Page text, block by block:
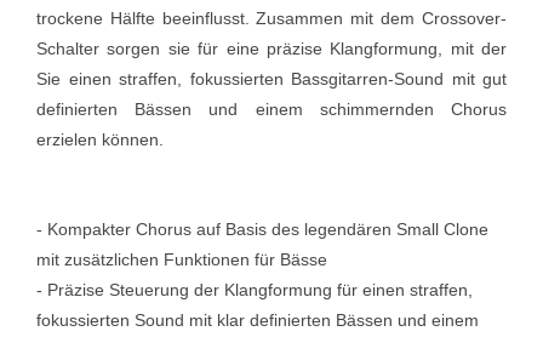
trockene Hälfte beeinflusst. Zusammen mit dem Crossover-
Schalter sorgen sie für eine präzise Klangformung, mit der
Sie einen straffen, fokussierten Bassgitarren-Sound mit gut
definierten Bässen und einem schimmernden Chorus
erzielen können.
- Kompakter Chorus auf Basis des legendären Small Clone
mit zusätzlichen Funktionen für Bässe
- Präzise Steuerung der Klangformung für einen straffen,
fokussierten Sound mit klar definierten Bässen und einem